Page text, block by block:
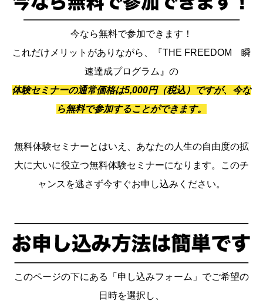
今なら無料で参加できます！
これだけメリットがありながら、『THE FREEDOM 瞬
速達成プログラム』の
体験セミナーの通常価格は5,000円（税込）ですが、今な
ら無料で参加することができます。
無料体験セミナーとはいえ、あなたの人生の自由度の拡
大に大いに役立つ無料体験セミナーになります。このチ
ャンスを逃さず今すぐお申し込みください。
このページの下にある「申し込みフォーム」でご希望の
日時を選択し、